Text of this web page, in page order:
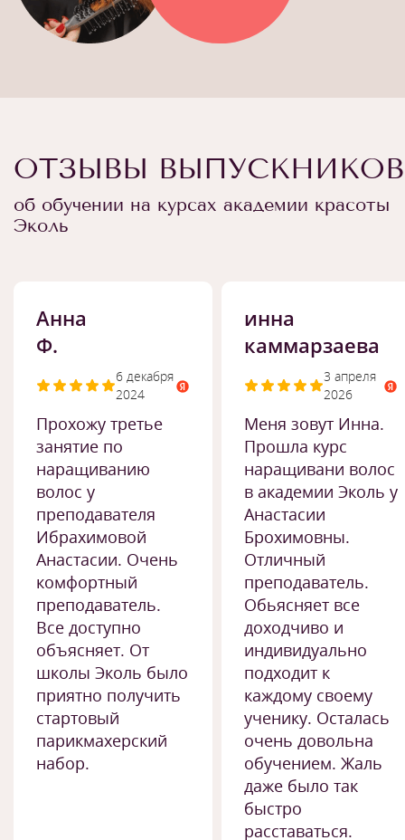
ОТЗЫВЫ ВЫПУСКНИКОВ
об обучении на курсах академии красоты
Эколь
Анна
Ф.
6 декабря
2024
Прохожу третье
занятие по
наращиванию
волос у
преподавателя
Ибрахимовой
Анастасии. Очень
комфортный
преподаватель.
Все доступно
объясняет. От
школы Эколь было
приятно получить
стартовый
парикмахерский
набор.
инна
каммарзаева
3 апреля
2026
Меня зовут Инна.
Прошла курс
наращивани волос
в академии Эколь у
Анастасии
Брохимовны.
Отличный
преподаватель.
Обьясняет все
доходчиво и
индивидуально
подходит к
каждому своему
ученику. Осталась
очень довольна
обучением. Жаль
даже было так
быстро
расставаться.